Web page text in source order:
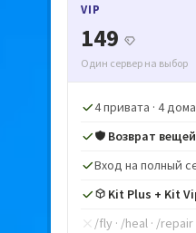
VIP
149
Один сервер на выбор
4 привата · 4 дома
Возврат
Вход на полный
Kit Plus + Kit
/fly · /heal · /repair